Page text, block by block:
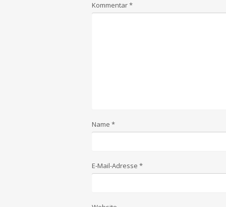
Kommentar*
Name *
E-Mail-Adresse *